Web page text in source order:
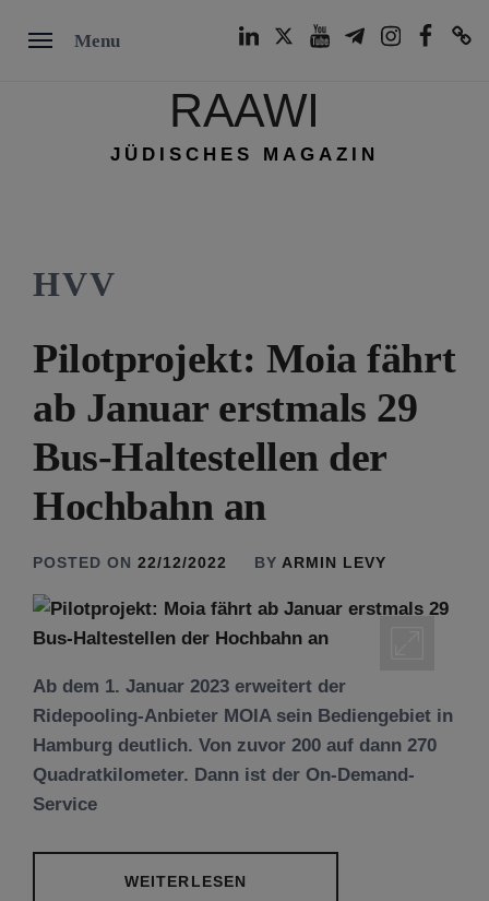
Menu
RAAWI
JÜDISCHES MAGAZIN
HVV
Pilotprojekt: Moia fährt
ab Januar erstmals 29
Bus-Haltestellen der
Hochbahn an
POSTED ON 22/12/2022 BY ARMIN LEVY
Ab dem 1. Januar 2023 erweitert der
Ridepooling-Anbieter MOIA sein Bediengebiet in
Hamburg deutlich. Von zuvor 200 auf dann 270
Quadratkilometer. Dann ist der On-Demand-
Service
WEITERLESEN